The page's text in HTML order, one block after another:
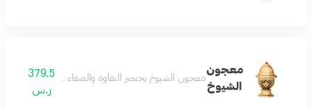
معجون
الشيوخ
معجون الشيوخ يختصر النقاوة والصفاء رائحته الرائعة
379.5
ر.س